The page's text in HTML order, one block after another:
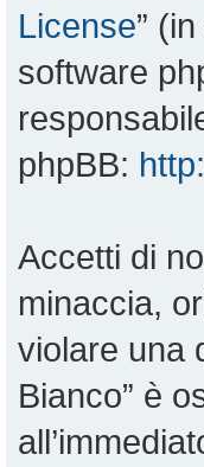
License”
software
phpBB:
Accetti di
minaccia,
violare una
Bianco” è